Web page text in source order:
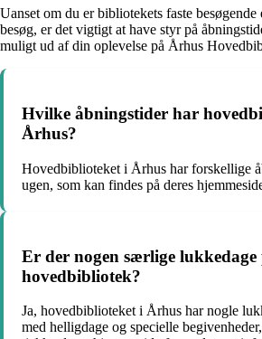
Uanset om du er bibliotekets faste
besøg, er det vigtigt at have styr på
muligt ud af din oplevelse på Århus
Hvilke åbningstider har
Århus?
Hovedbiblioteket i Århus har forskellige
ugen, som kan findes på deres
Er der nogen særlige
hovedbibliotek?
Ja, hovedbiblioteket i Århus har nogle
med helligdage og specielle